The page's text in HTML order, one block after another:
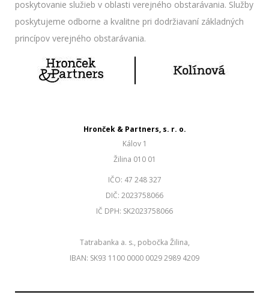
poskytovanie služieb v oblasti verejného obstarávania. Služby
poskytujeme odborne a kvalitne pri dodržiavaní základných
princípov verejného obstarávania.
Hronček & Partners, s. r. o.
Kálov 1
Žilina 010 01
IČO: 47 248 327
DIČ: 2023758066
IČ DPH: SK2023758066
Tatrabanka a. s., pobočka Žilina,
IBAN: SK93 1100 0000 0029 2989 4209